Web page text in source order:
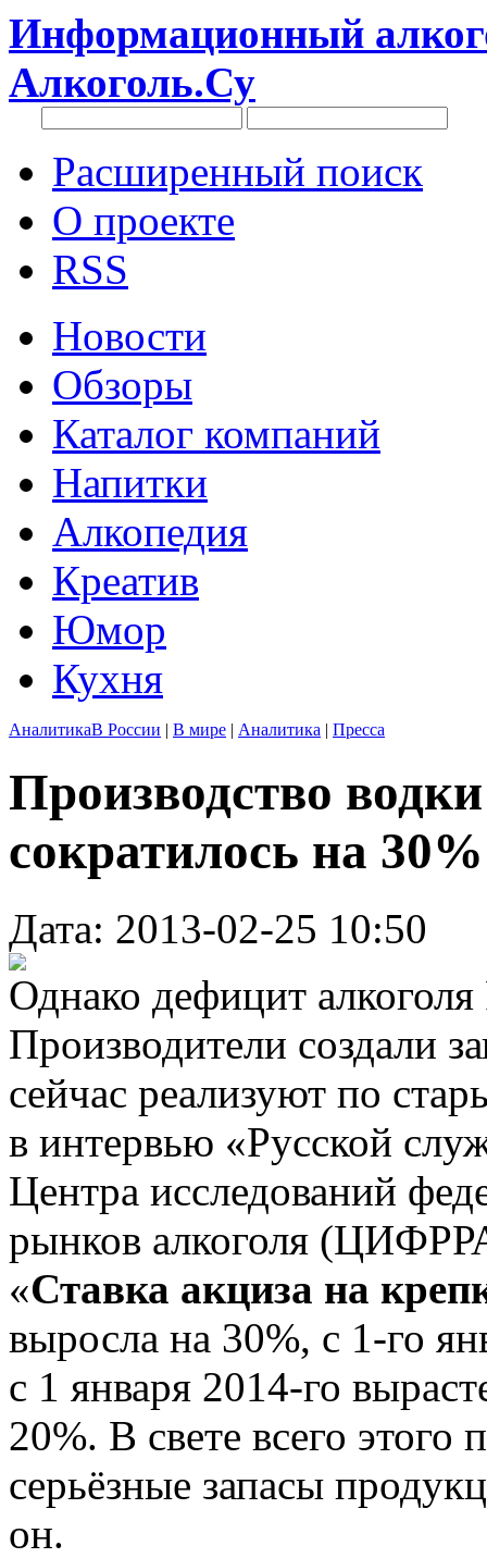
Информационный
Алкоголь.Су
Расширенный поиск
О проекте
RSS
Новости
Обзоры
Каталог компаний
Напитки
Алкопедия
Креатив
Юмор
Кухня
АналитикаВ России | В мире | Аналитика | Пресса
Производство
сократилось на 30%
Дата: 2013-02-25 10:50
Однако дефицит алкоголя
Производители создали
сейчас реализуют по
в интервью «Русской
Центра исследований
рынков алкоголя
«Ставка акциза на
выросла на 30%, с 1-го
с 1 января 2014-го
20%. В свете всего этого
серьёзные запасы
он.